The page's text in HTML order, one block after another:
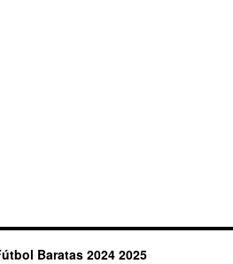
Baratas 2024 2025